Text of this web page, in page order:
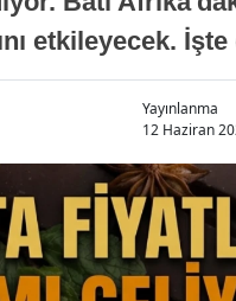
etkileyecek.
Yayınlanma
12 Haziran